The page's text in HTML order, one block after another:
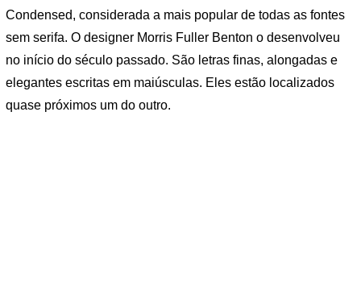
Condensed, considerada a mais popular de todas as fontes
sem serifa. O designer Morris Fuller Benton o desenvolveu
no início do século passado. São letras finas, alongadas e
elegantes escritas em maiúsculas. Eles estão localizados
quase próximos um do outro.